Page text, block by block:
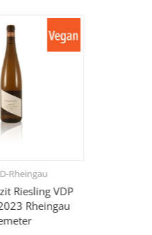
Rheingau
Riesling VDP
Rheingau